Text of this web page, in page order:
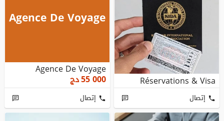
Réservations & Visa
إتصال
Agence De Voyage
Agence De Voyage
55 000دج
إتصال